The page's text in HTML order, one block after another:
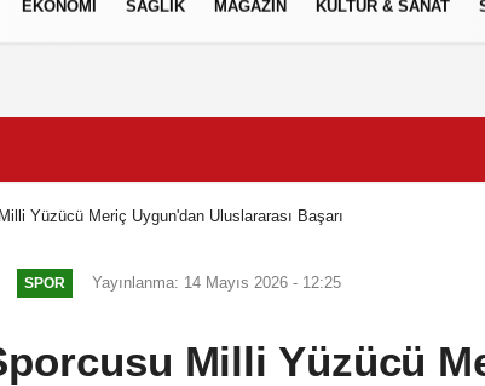
EKONOMİ SAĞLIK MAGAZİN KÜLTÜR & SANAT
Yüzücü Meriç Uygun'dan Uluslararası Başarı
SPOR Yayınlanma: 14 Mayıs 2026 - 12:25
Milli Yüzücü